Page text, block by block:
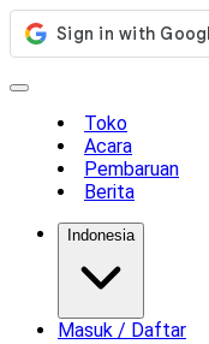
Toko
Acara
Pembaruan
Berita
Indonesia
Masuk / Daftar